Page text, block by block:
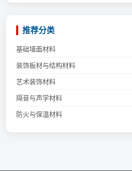
推荐分类
基础墙面材料
装饰板材与结构材料
艺术装饰材料
隔音与声学材料
防火与保温材料